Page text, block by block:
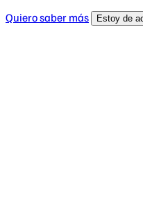
Quiero saber más
Estoy de